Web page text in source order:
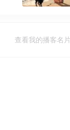
查看我的播客名片